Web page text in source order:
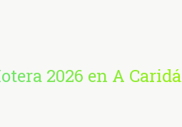
2026 en A Caridá